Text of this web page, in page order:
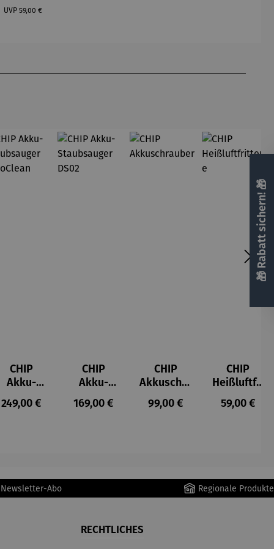
n |
UVP Regulärer Preis:
59,00 €
CHIP
Akku-
ger
Regulärer Preis:
249,00 €
CHIP
Akku-
Staubsau
ger DS02
Regulärer Preis:
169,00 €
CHIP
Akkuschra
uber
Regulärer Preis:
99,00 €
CHIP
Heißluftfri
tteuse
Regulärer
59,00 €
Abo Regionale Produkte
RECHTLICHES
🎁 Rabatt sichern! 🎁